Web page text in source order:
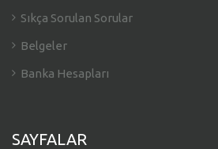
Sıkça Sorulan Sorular
Belgeler
Banka Hesapları
SAYFALAR